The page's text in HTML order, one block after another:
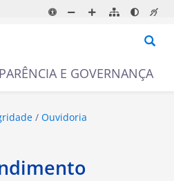
E GOVERNANÇA
Ouvidoria